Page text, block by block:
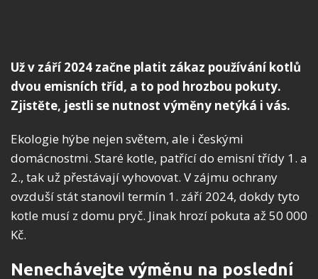
Už v září 2024 začne platit zákaz používání kotlů
dvou emisních tříd, a to pod hrozbou pokuty.
Zjistěte, jestli se nutnost výměny netýká i vás.
Ekologie hýbe nejen světem, ale i českými
domácnostmi. Staré kotle, patřící do emisní třídy 1. a
2., tak už přestávají vyhovovat. V zájmu ochrany
ovzduší stát stanovil termín 1. září 2024, dokdy tyto
kotle musí z domu pryč. Jinak hrozí pokuta až 50 000
Kč.
Nenechávejte výměnu na poslední